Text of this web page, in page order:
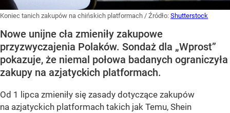
Koniec tanich zakupów na chińskich platformach / Źródło: Shutterstock
Nowe unijne cła zmieniły zakupowe
przyzwyczajenia Polaków. Sondaż dla „Wprost”
pokazuje, że niemal połowa badanych ograniczyła
zakupy na azjatyckich platformach.
Od 1 lipca zmieniły się zasady dotyczące zakupów
na azjatyckich platformach takich jak Temu, Shein